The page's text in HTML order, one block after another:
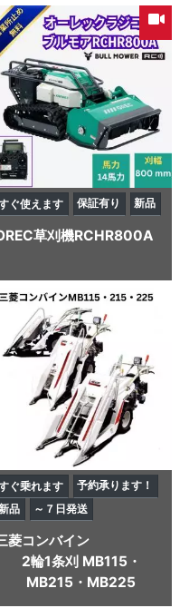
ぐ使えます 保証有り 新品
草刈機RCHR800A
ぐ乗れます
予約承ります！
品
～７日発送
菱コンバイン
2輪1条刈 MB115・
MB215・MB225